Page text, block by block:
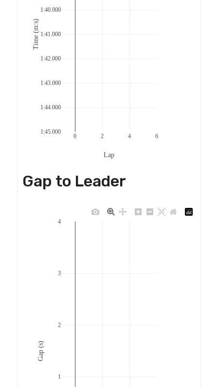
0 2 4 6
1:40.000
1:41.000
1:42.000
1:43.000
1:44.000
1:45.000
Lap
Time (m:s)
Gap to Leader
1
2
3
4
Gap (s)